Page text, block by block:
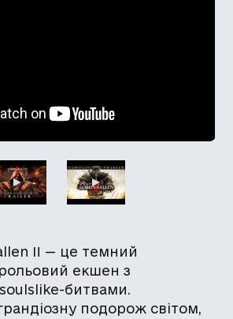
II — це темний
екшен з
битвами.
подорож світом,